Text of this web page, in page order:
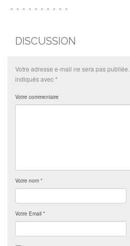
DISCUSSION
Votre adresse e-mail ne sera pas publiée.
indiqués avec*
Votre commentaire
Votre nom *
Votre Email *